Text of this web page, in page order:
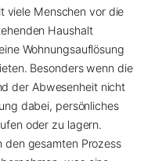
viele Menschen vor die
Haushalt
Wohnungsauflösung
Besonders wenn die
der Abwesenheit nicht
dabei, persönliches
oder zu lagern.
den gesamten Prozess